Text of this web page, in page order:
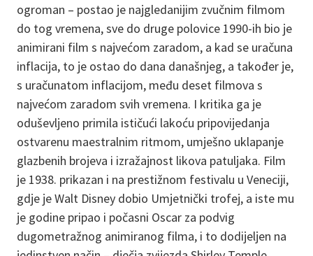
ogroman – postao je najgledanijim zvučnim filmom
do tog vremena, sve do druge polovice 1990-ih bio je
animirani film s najvećom zaradom, a kad se uračuna
inflacija, to je ostao do dana današnjeg, a također je,
s uračunatom inflacijom, među deset filmova s
najvećom zaradom svih vremena. I kritika ga je
oduševljeno primila ističući lakoću pripovijedanja
ostvarenu maestralnim ritmom, umješno uklapanje
glazbenih brojeva i izražajnost likova patuljaka. Film
je 1938. prikazan i na prestižnom festivalu u Veneciji,
gdje je Walt Disney dobio Umjetnički trofej, a iste mu
je godine pripao i počasni Oscar za podvig
dugometražnog animiranog filma, i to dodijeljen na